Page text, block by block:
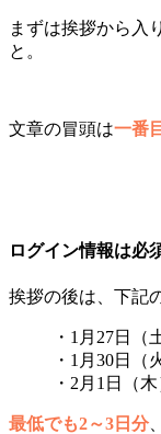
まずは挨拶から入
と。
文章の冒頭は一番
ログイン情報は必
挨拶の後は、下記
・1月27日（
・1月30日（
・2月1日（
最低でも2～3日分